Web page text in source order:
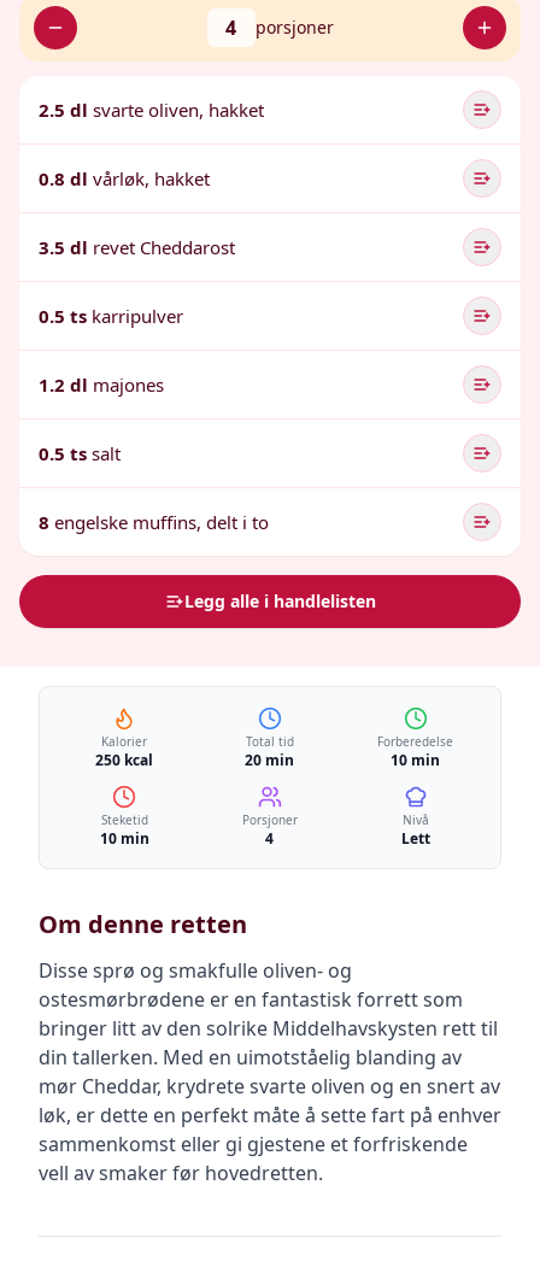
4 porsjoner
2.5 dl svarte oliven, hakket
0.8 dl vårløk, hakket
3.5 dl revet Cheddarost
0.5 ts karripulver
1.2 dl majones
0.5 ts salt
8 engelske muffins, delt i to
Legg alle i handlelisten
Kalorier
250 kcal
Total tid
20 min
Forberedelse
10 min
Steketid
10 min
Porsjoner
4
Nivå
Lett
Om denne retten
Disse sprø og smakfulle oliven- og
ostesmørbrødene er en fantastisk forrett som
bringer litt av den solrike Middelhavskysten rett til
din tallerken. Med en uimotståelig blanding av
mør Cheddar, krydrete svarte oliven og en snert av
løk, er dette en perfekt måte å sette fart på enhver
sammenkomst eller gi gjestene et forfriskende
vell av smaker før hovedretten.